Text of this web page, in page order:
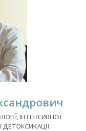
ІНТЕНСИВНОЇ
ДЕТОКСИКАЦІЇ